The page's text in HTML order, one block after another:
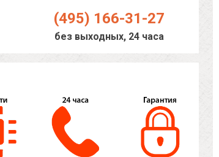
(495) 166-31-27
без выходных, 24 часа